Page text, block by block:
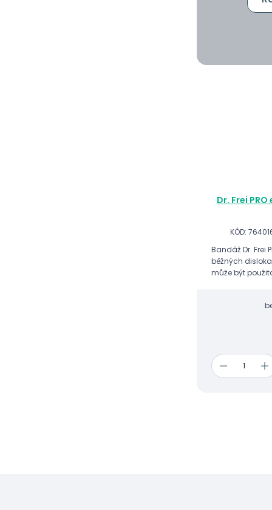
Dr. Frei
KÓD:
Bandáž Dr. Frei
běžných
může být